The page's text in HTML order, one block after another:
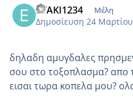
EYAKI1234 Μέλη
Δημοσίευση 24
δηλαδη αμυγδαλες
σου στο τοξοπλασμα? απο
εισαι τωρα κοπελα μου?